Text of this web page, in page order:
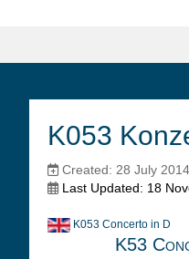
K053
Created: 28 July 2014
Last Updated: 18
K053 Concerto in D
K53